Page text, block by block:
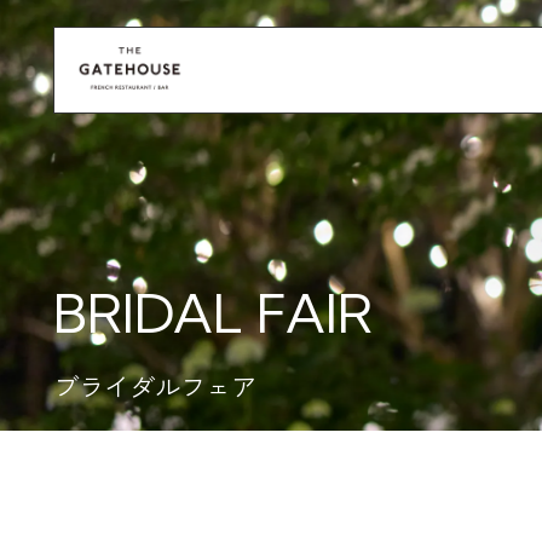
BRIDAL FAIR
ブライダルフェア